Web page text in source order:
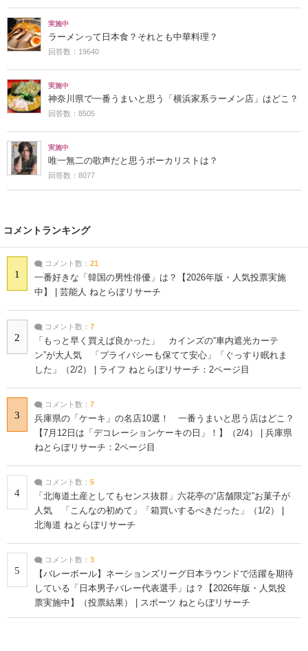
実施中
ラーメンって日本食？それとも中華料理？
回答数：19640
実施中
神奈川県で一番うまいと思う「横浜家系ラーメン店」はどこ？
回答数：8505
実施中
唯一無二の歌声だと思うボーカリストは？
回答数：8077
コメントランキング
1
コメント数： 21
一番好きな「韓国の男性俳優」は？【2026年版・人気投票実施
中】 | 芸能人 ねとらぼリサーチ
2
コメント数： 7
「もっと早く買えば良かった」 カインズの“車内遮光カーテ
ン”が大人気 「プライバシーも保てて安心」「ぐっすり眠れま
した」（2/2） | ライフ ねとらぼリサーチ：2ページ目
3
コメント数： 7
兵庫県の「ケーキ」の名店10選！ 一番うまいと思う店はどこ？
【7月12日は「デコレーションケーキの日」！】（2/4） | 兵庫県
ねとらぼリサーチ：2ページ目
4
コメント数： 5
「北海道土産としてもセンス抜群」六花亭の“店舗限定”お菓子が
人気 「こんなの初めて」「箱買いするべきだった」（1/2） |
北海道 ねとらぼリサーチ
5
コメント数： 3
【バレーボール】ネーションズリーグ日本ラウンドで活躍を期待
している「日本男子バレー代表選手」は？【2026年版・人気投
票実施中】（投票結果） | スポーツ ねとらぼリサーチ